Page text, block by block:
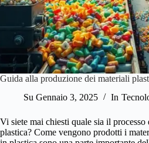
Guida alla produzione dei materiali
Su Gennaio 3, 2025 In
Vi siete mai chiesti quale sia il
plastica? Come vengono prodotti i